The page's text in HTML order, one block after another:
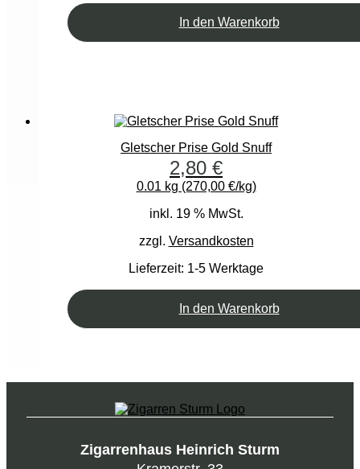
In den Warenkorb
Gletscher Prise Gold Snuff
2,80 €
0.01 kg (270,00 €/kg)
inkl. 19 % MwSt.
zzgl. Versandkosten
Lieferzeit: 1-5 Werktage
In den Warenkorb
Zigarrenhaus Heinrich Sturm